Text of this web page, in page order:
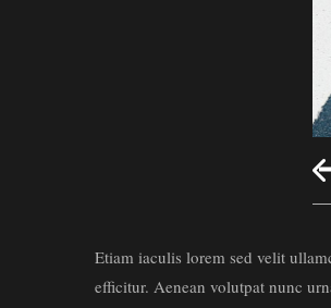
Etiam iaculis lorem sed velit
efficitur. Aenean volutpat nunc